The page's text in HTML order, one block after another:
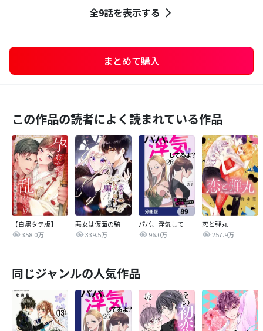
全9話を表示する
まとめて購入
この作品の読者によく読まれている作品
【白黒タテ版】孕むまで乱れいけ～身代わり花嫁と軍服の猛愛
358.0万
悪女は仮面の騎士に騙されない
339.5万
パパ、浮気してるよ？娘と二人でクズ夫を捨てます【分冊版】
96.0万
恋と弾丸
257.9万
同じジャンルの人気作品